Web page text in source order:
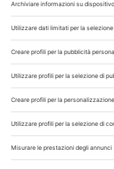
Chi Siamo
Contatti